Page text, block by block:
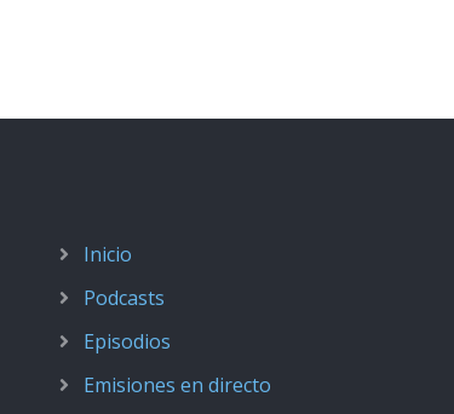
Inicio
Podcasts
Episodios
Emisiones en directo